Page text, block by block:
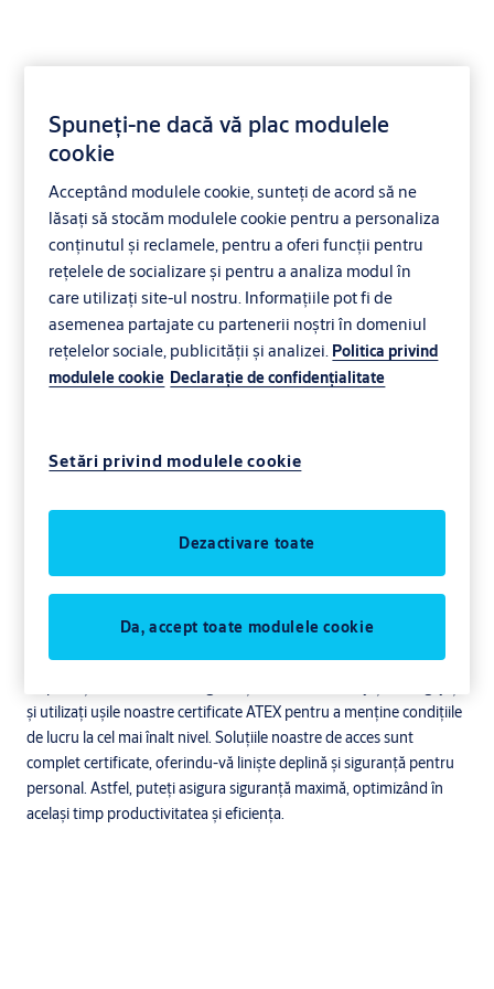
Uși industriale
certificate ATEX
Uși cu siguranță maximă
apărea surse de scântei, flăcări, temperaturi ridicate și electricitate
statică. Într-un mediu cu potențial exploziv, este esențial să
și utilizați ușile noastre certificate ATEX pentru a menține condițiile
de lucru la cel mai înalt nivel. Soluțiile noastre de acces sunt
complet certificate, oferindu-vă liniște deplină și siguranță pentru
personal. Astfel, puteți asigura siguranță maximă, optimizând în
același timp productivitatea și eficiența.
Spuneți-ne dacă vă plac modulele
cookie
Acceptând modulele cookie, sunteți de acord să ne
lăsați să stocăm modulele cookie pentru a personaliza
conținutul și reclamele, pentru a oferi funcții pentru
rețelele de socializare și pentru a analiza modul în
care utilizați site-ul nostru. Informațiile pot fi de
asemenea partajate cu partenerii noștri în domeniul
rețelelor sociale, publicității și analizei. Politica privind
modulele cookie Declaraţie de confidenţialitate
Setări privind modulele cookie
Dezactivare toate
Da, accept toate modulele cookie